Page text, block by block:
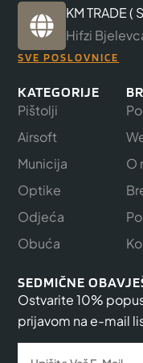
KM TRADE (
Hifzi
SVE POSLOVNICE
KATEGORIJE
Pištolji
Airsoft
Municija
Optike
Odjeća
Obuća
O
SEDMIČNE
Ostvarite 10%
prijavom na e-mail